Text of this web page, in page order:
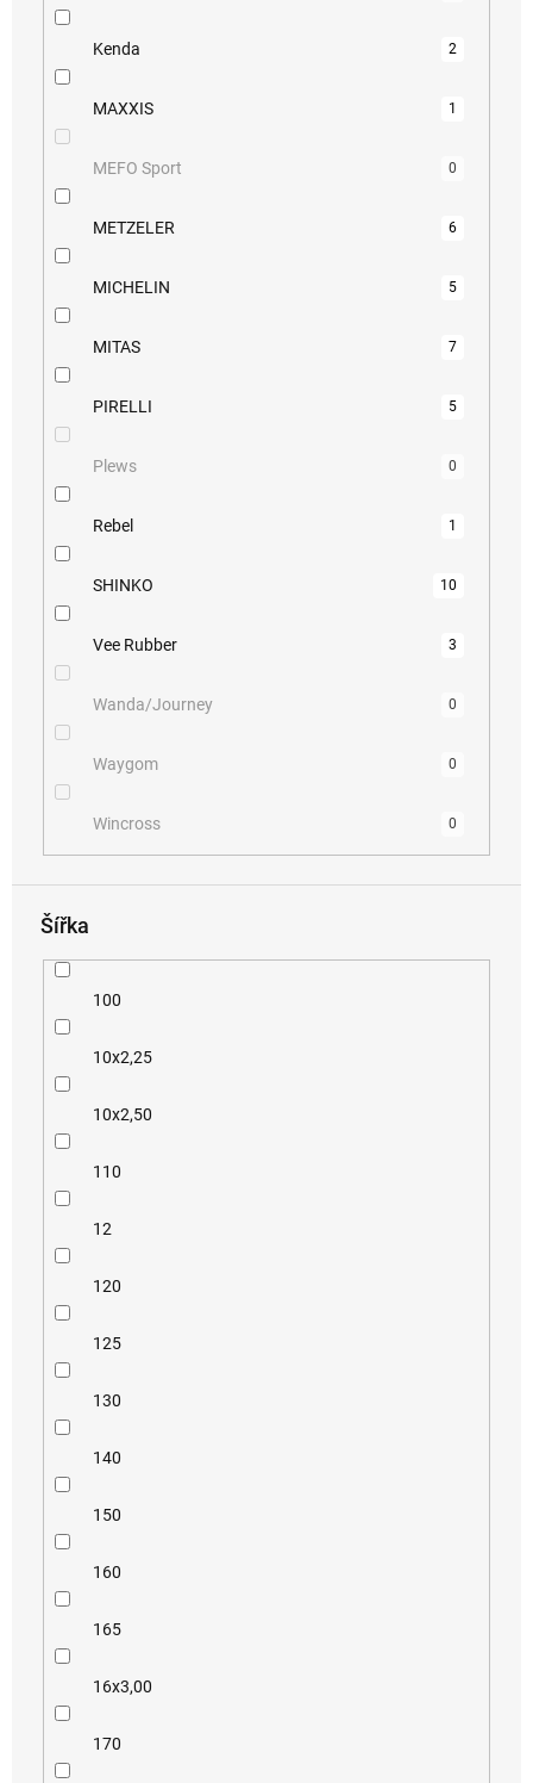
Kenda 2
MAXXIS 1
MEFO Sport 0
METZELER 6
MICHELIN 5
MITAS 7
PIRELLI 5
Plews 0
Rebel 1
SHINKO 10
Vee Rubber 3
Wanda/Journey 0
Waygom 0
Wincross 0
Šířka
100
10x2,25
10x2,50
110
12
120
125
130
140
150
160
165
16x3,00
170